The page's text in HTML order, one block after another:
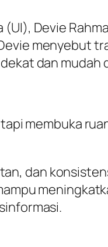
Devie
menyebut
dan mudah
membuka
dan